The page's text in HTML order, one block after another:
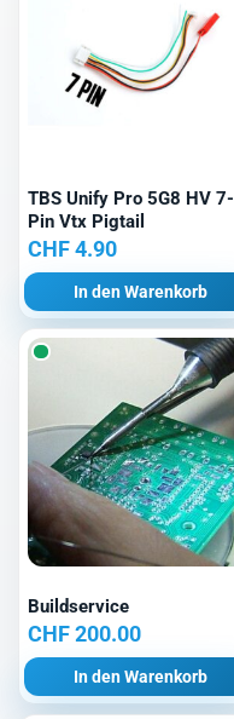
TBS Unify Pro 5G8 HV 7-
Pin Vtx Pigtail
CHF4.90
In den Warenkorb
Buildservice
CHF200.00
In den Warenkorb